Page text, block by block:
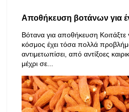
Αποθήκευση βοτάνων για
Βότανα για αποθήκευση
κόσμος έχει τόσα πολλά
αντιμετωπίσει, από αντίξοες
μέχρι σε...